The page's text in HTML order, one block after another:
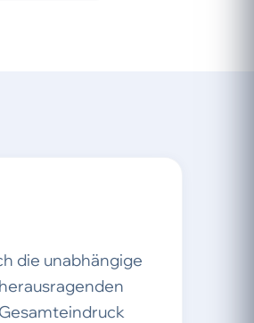
die unabhängige